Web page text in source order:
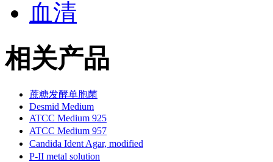
血清
相关产品
蔗糖发酵单胞菌
Desmid Medium
ATCC Medium 925
ATCC Medium 957
Candida Ident Agar, modified
P-II metal solution